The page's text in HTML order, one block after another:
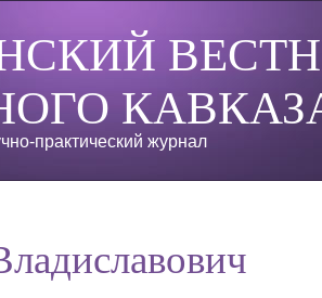
практический журнал